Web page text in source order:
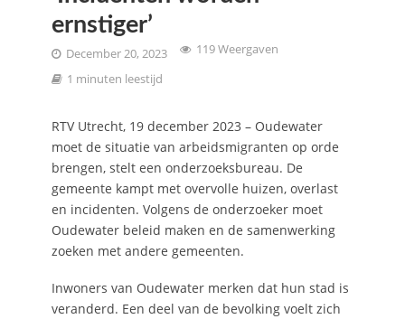
ernstiger’
December 20, 2023
119 Weergaven
1 minuten leestijd
RTV Utrecht, 19 december 2023 – Oudewater
moet de situatie van arbeidsmigranten op orde
brengen, stelt een onderzoeksbureau. De
gemeente kampt met overvolle huizen, overlast
en incidenten. Volgens de onderzoeker moet
Oudewater beleid maken en de samenwerking
zoeken met andere gemeenten.
Inwoners van Oudewater merken dat hun stad is
veranderd. Een deel van de bevolking voelt zich